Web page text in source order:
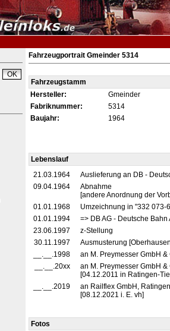
Fahrzeugportrait Gmeinder 5314
Fahrzeugstamm
Hersteller:
Gmeinder
Fabriknummer:
5314
Baujahr:
1964
Lebenslauf
21.03.1964
Auslieferung an DB -
09.04.1964
Abnahme
[andere Anordnung der
01.01.1968
Umzeichnung in "332 073-
01.01.1994
=> DB AG - Deutsche
23.06.1997
z-Stellung
30.11.1997
Ausmusterung
__.__.1998
an M. Preymesser GmbH
__.__.20xx
an M. Preymesser GmbH
[04.12.2011 in Ratingen-
__.__.2019
an Railflex GmbH,
[08.12.2021 i. E. vh]
Fotos